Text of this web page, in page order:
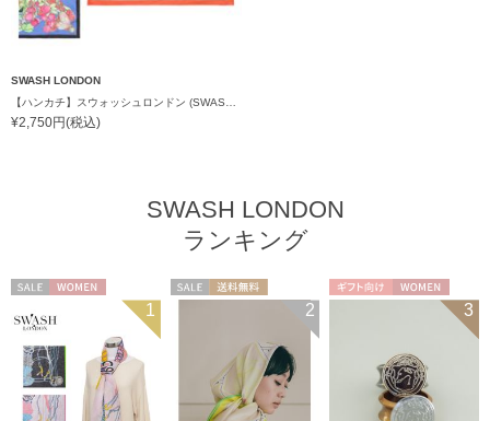
SWASH LONDON
【ハンカチ】スウォッシュロンドン (SWASH LONDON) Levity 52cm×52cm コットンハンカチ 日本製
¥2,750円(税込)
SWASH LONDON
ランキング
1 セール送料無料
2 ギフト向けWOMEN 3